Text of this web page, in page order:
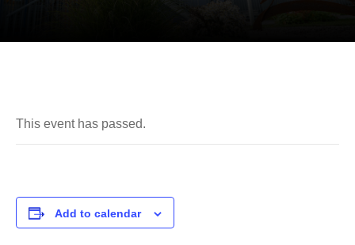
This event has passed.
Add to calendar